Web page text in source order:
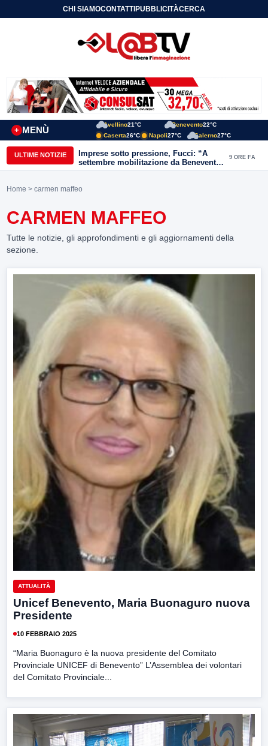
CHI SIAMOCONTATTIPUBBLICITÀCERCA
MENÙ
+
Avellino21°C Benevento22°C
Caserta26°C Napoli27°C Salerno27°C
ULTIME NOTIZIE
Imprese sotto pressione, Fucci: “A
settembre mobilitazione da Benevento
e Avellino”
9 ORE FA
Home > carmen maffeo
CARMEN MAFFEO
Tutte le notizie, gli approfondimenti e gli aggiornamenti della
sezione.
ATTUALITÀ
Unicef Benevento, Maria Buonaguro nuova
Presidente
10 FEBBRAIO 2025
“Maria Buonaguro è la nuova presidente del Comitato
Provinciale UNICEF di Benevento” L’Assemblea dei volontari
del Comitato Provinciale...